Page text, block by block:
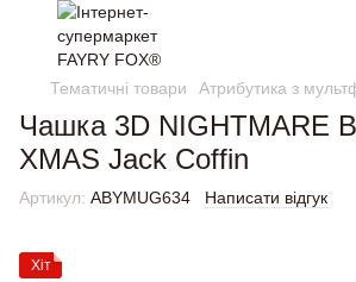
Тематичні товари Атрибутика з
Чашка 3D NIGHTMARE
XMAS Jack Coffin
Артикул: ABYMUG634 Написати відгук
Хіт